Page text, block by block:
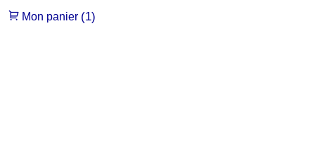
Mon panier (1)